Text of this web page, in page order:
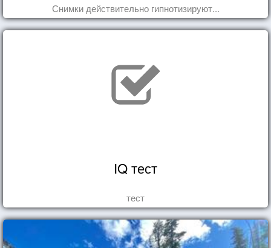
Снимки действительно гипнотизируют...
IQ тест
тест